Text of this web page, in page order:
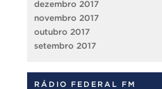
dezembro 2017
novembro 2017
outubro 2017
setembro 2017
RÁDIO FEDERAL FM